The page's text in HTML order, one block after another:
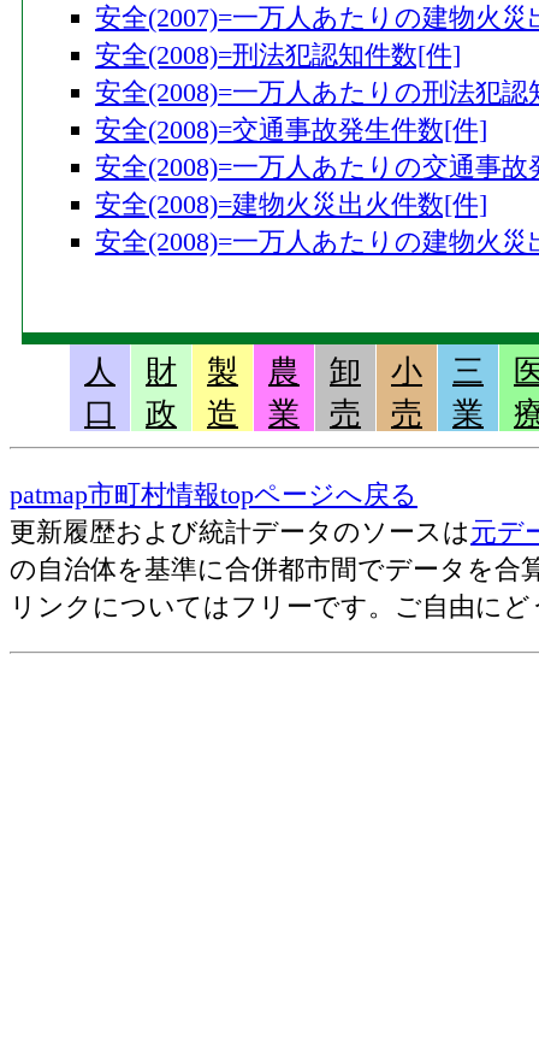
安全(2007)=一万人あたりの建物火災
安全(2008)=刑法犯認知件数[件]
安全(2008)=一万人あたりの刑法犯認
安全(2008)=交通事故発生件数[件]
安全(2008)=一万人あたりの交通事故
安全(2008)=建物火災出火件数[件]
安全(2008)=一万人あたりの建物火災
人
口
財
政
製
造
農
業
卸
売
小
売
三
業
patmap市町村情報topページへ戻る
更新履歴および統計データのソースは元デ
の自治体を基準に合併都市間でデータを合
リンクについてはフリーです。ご自由にど